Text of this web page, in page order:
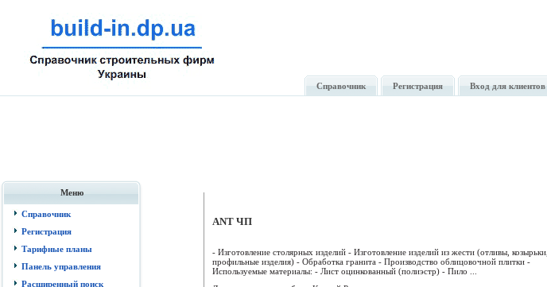
Справочник Регистрация Вход для клиентов
Меню
Справочник
Регистрация
Тарифные планы
Панель управления
Расширенный поиск
ANT ЧП
- Изготовление столярных изделий - Изготовление изделий из жести (отливы, козырьки,
профильные изделия) - Обработка гранита - Производство облицовочной плитки -
Используемые материалы: - Лист оцинкованный (полиэстр) - Пило ...